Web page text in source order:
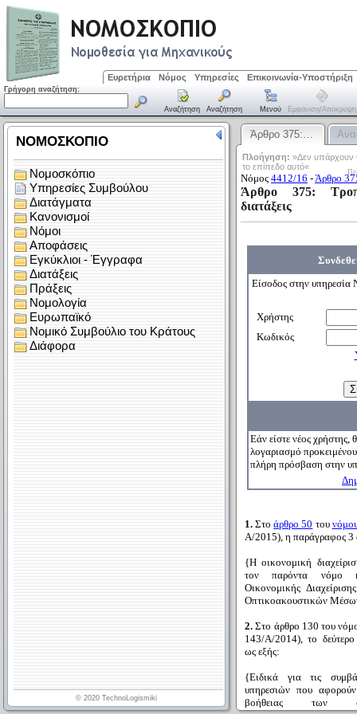
Ευρετήρια Νόμος Υπηρεσίες Επικοινωνία-Υποστήριξη
Γρήγορη αναζήτηση:
Αναζήτηση Αναζήτηση Μενού Εμφάνιση/απόκρυψη
Άρθρο 375:…